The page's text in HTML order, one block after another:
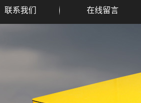
联系我们 在线留言